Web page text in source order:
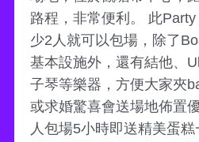
路程，非常便利。 此
少2人就可以包場，除了
基本設施外，還有結他、
子琴等樂器，方便大家夾
或求婚驚喜會送場地佈置
人包場5小時即送精美蛋